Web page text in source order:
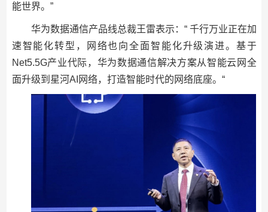
能世界。”
华为数据通信产品线总裁王雷表示：“ 千行万业正在加
速智能化转型，网络也向全面智能化升级演进。基于
Net5.5G产业代际，华为数据通信解决方案从智能云网全
面升级到星河AI网络，打造智能时代的网络底座。“